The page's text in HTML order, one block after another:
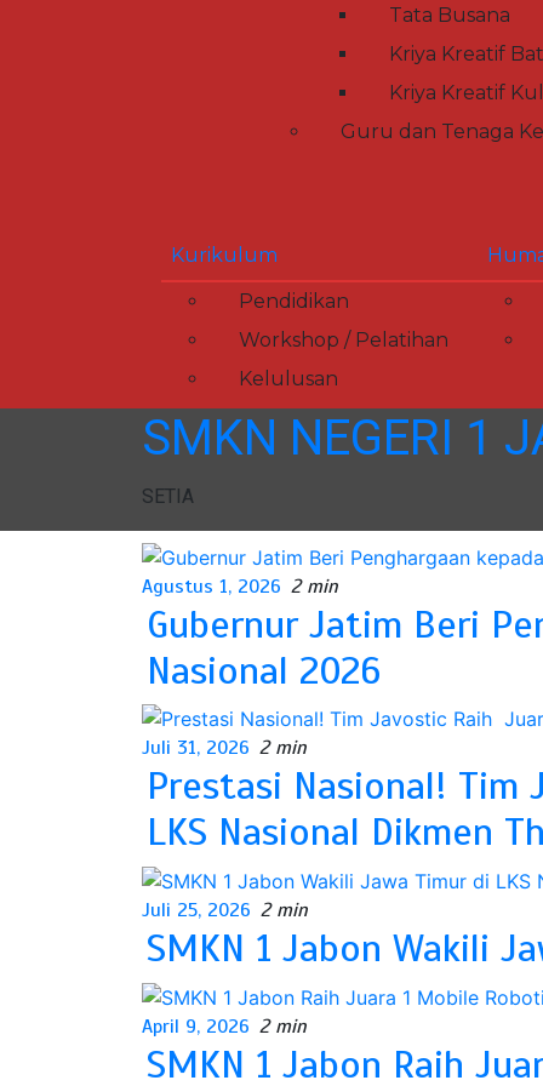
Tata Busana
Kriya Kreatif
Kriya Kreatif
Guru dan Tenaga
Kurikulum
Pendidikan
Workshop / Pelatihan
Kelulusan
SMKN NEGERI 1
SETIA
Agustus 1, 2026 2 min
Gubernur Jatim Beri
Nasional 2026
Juli 31, 2026 2 min
Prestasi Nasional!
LKS Nasional Dikmen
Juli 25, 2026 2 min
SMKN 1 Jabon Wakili
April 9, 2026 2 min
SMKN 1 Jabon Raih